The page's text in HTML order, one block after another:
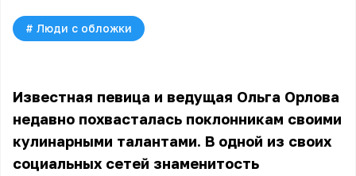
# Люди с обложки
Известная певица и ведущая Ольга Орлова
недавно похвасталась поклонникам своими
кулинарными талантами. В одной из своих
социальных сетей знаменитость